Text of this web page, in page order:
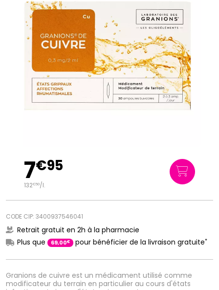
Granions de cuivre est un médicament utilisé comme
modificateur du terrain en particulier au cours d'états
7€95
132€50/l.
CODE CIP: 3400937546041
Retrait gratuit en 2h à la pharmacie
Plus que
69,00€ pour bénéficier de la livraison gratuite*